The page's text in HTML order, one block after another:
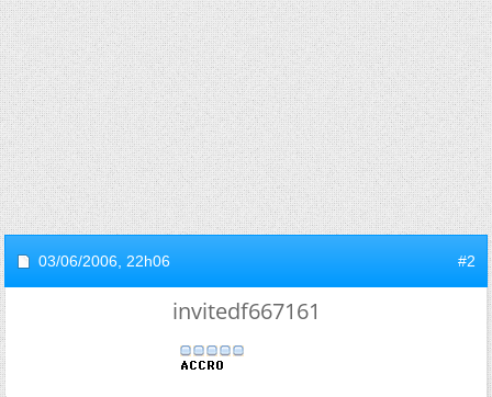
03/06/2006, 22h06 #2
invitedf667161